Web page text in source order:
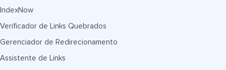
IndexNow
Verificador de Links Quebrados
Gerenciador de Redirecionamento
Assistente de Links